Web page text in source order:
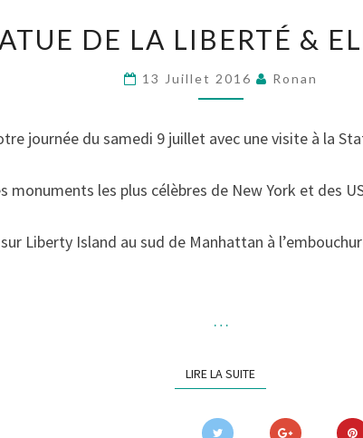
STATUE
DE
LA
ELLIS
DE LA LIBERTÉ &
13 Juillet 2016 Ronan
journée du samedi 9 juillet avec une visite à la
monuments les plus célèbres de New York et des
Liberty Island au sud de Manhattan à
…
LIRE LA SUITELIRE LA SUITE